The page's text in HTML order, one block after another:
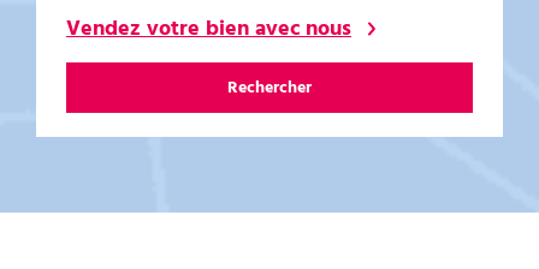
Vendez votre bien avec nous
Rechercher